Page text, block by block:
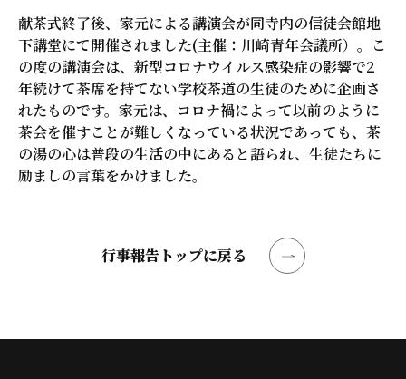
献茶式終了後、家元による講演会が同寺内の信徒会館地
下講堂にて開催されました(主催：川崎青年会議所）。こ
の度の講演会は、新型コロナウイルス感染症の影響で2
年続けて茶席を持てない学校茶道の生徒のために企画さ
れたものです。家元は、コロナ禍によって以前のように
茶会を催すことが難しくなっている状況であっても、茶
の湯の心は普段の生活の中にあると語られ、生徒たちに
励ましの言葉をかけました。
行事報告トップに戻る